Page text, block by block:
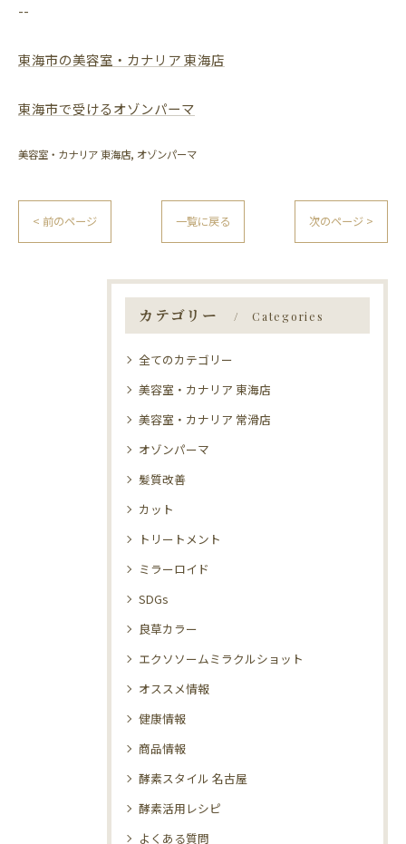
--
東海市の美容室・カナリア 東海店
東海市で受けるオゾンパーマ
美容室・カナリア 東海店 オゾンパーマ
< 前のページ 一覧に戻る 次のページ >
カテゴリー Categories
全てのカテゴリー
美容室・カナリア 東海店
美容室・カナリア 常滑店
オゾンパーマ
髪質改善
カット
トリートメント
ミラーロイド
SDGs
良草カラー
エクソソームミラクルショット
オススメ情報
健康情報
商品情報
酵素スタイル 名古屋
酵素活用レシピ
よくある質問